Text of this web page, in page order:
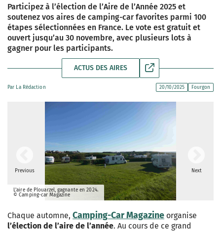
Participez à l’élection de l’Aire de l’Année 2025 et
soutenez vos aires de camping-car favorites parmi 100
étapes sélectionnées en France. Le vote est gratuit et
ouvert jusqu’au 30 novembre, avec plusieurs lots à
gagner pour les participants.
ACTUS DES AIRES
Par La Rédaction 20/10/2025 Fourgon
Previous
L'aire de Plouarzel, gagnante en 2024.
© Camping-car Magazine
Next
Chaque automne, Camping-Car Magazine organise
l’élection de l’aire de l’année. Au cours de ce grand